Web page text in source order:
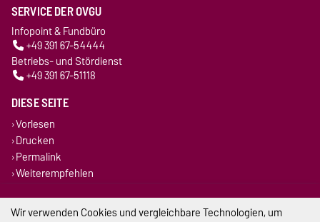
SERVICE DER OVGU
Infopoint & Fundbüro
+49 391 67-54444
Betriebs- und Stördienst
+49 391 67-51118
DIESE SEITE
Vorlesen
Drucken
Permalink
Weiterempfehlen
Impressum
Wir verwenden Cookies und vergleichbare Technologien, um